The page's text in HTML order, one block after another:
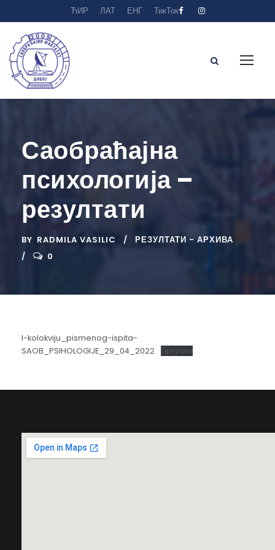
ЋИР ЛАТ ЕНГ ТикТок
Саобраћајна
психологија –
резултати
BY RADMILA VASILIC
РЕЗУЛТАТИ - АРХИВА
0
I-kolokviju_pismenog-ispita-
SAOB_PSIHOLOGIJE_29_04_2022
Преузми